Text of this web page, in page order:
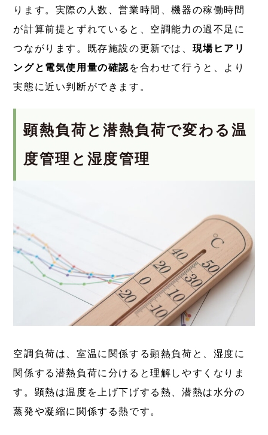
ります。実際の人数、営業時間、機器の稼働時間
が計算前提とずれていると、空調能力の過不足に
つながります。既存施設の更新では、 現場ヒアリ
ングと電気使用量の確認 を合わせて行うと、より
実態に近い判断ができます。
顕熱負荷と潜熱負荷で変わる温
度管理と湿度管理
空調負荷は、室温に関係する顕熱負荷と、湿度に
関係する潜熱負荷に分けると理解しやすくなりま
す。顕熱は温度を上げ下げする熱、潜熱は水分の
蒸発や凝縮に関係する熱です。